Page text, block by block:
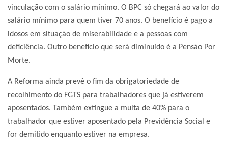
vinculação com o salário mínimo. O BPC só chegará ao valor do
salário mínimo para quem tiver 70 anos. O benefício é pago a
idosos em situação de miserabilidade e a pessoas com
deficiência. Outro benefício que será diminuído é a Pensão Por
Morte.
A Reforma ainda prevê o fim da obrigatoriedade de
recolhimento do FGTS para trabalhadores que já estiverem
aposentados. Também extingue a multa de 40% para o
trabalhador que estiver aposentado pela Previdência Social e
for demitido enquanto estiver na empresa.